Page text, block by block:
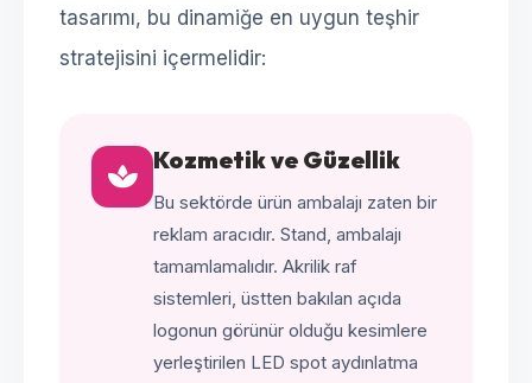
tasarımı, bu dinamiğe en uygun teşhir
stratejisini içermelidir:
Kozmetik ve Güzellik
Bu sektörde ürün ambalajı zaten bir
reklam aracıdır. Stand, ambalajı
tamamlamalıdır. Akrilik raf
sistemleri, üstten bakılan açıda
logonun görünür olduğu kesimlere
yerleştirilen LED spot aydınlatma